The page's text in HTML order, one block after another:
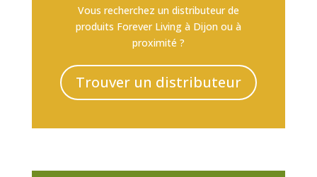
Vous recherchez un distributeur de
produits Forever Living à Dijon ou à
proximité ?
Trouver un distributeur